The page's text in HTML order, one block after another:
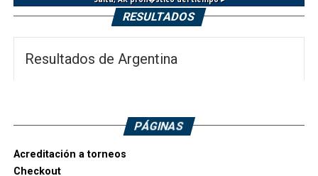
RESULTADOS
Resultados de Argentina
PÁGINAS
Acreditación a torneos
Checkout